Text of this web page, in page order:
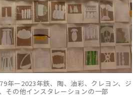
年ー2023年鉄、陶、油彩、クレヨン、ジ
その他インスタレーションの一部